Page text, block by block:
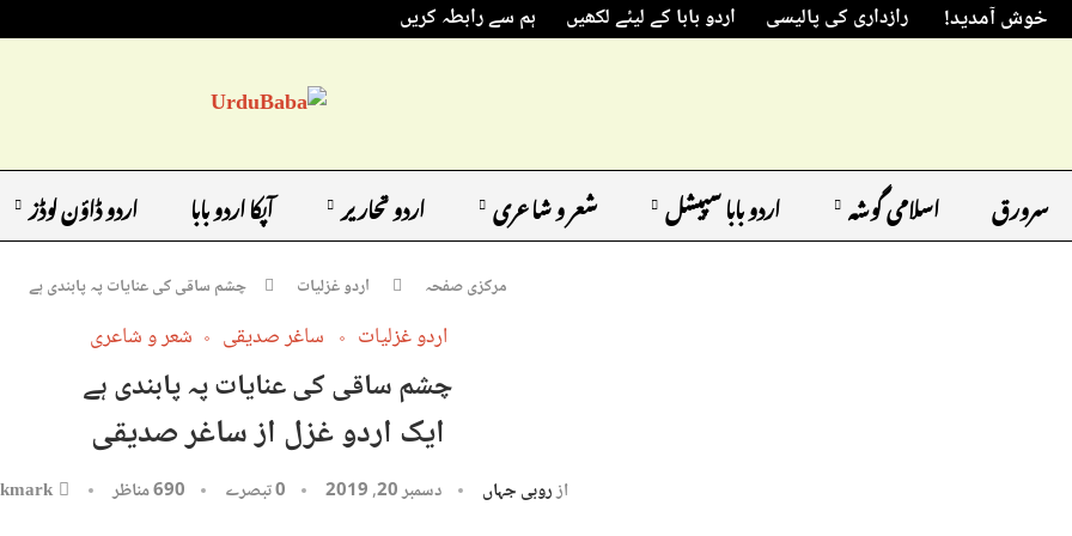
خوش آمدید! رازداری کی پالیسی اردو بابا کے لیئے لکھیں ہم سے رابطہ کریں
سرورق اسلامی گوشہ اردو بابا سپیشل شعر و شاعری اردو تحاریر آپکا اردو بابا اردو ڈاؤن لوڈز
مرکزی صفحہ اردو غزلیات چشم ساقی کی عنایات پہ پابندی ہے
اردو غزلیات ساغر صدیقی شعر و شاعری
چشم ساقی کی عنایات پہ پابندی ہے
ایک اردو غزل از ساغر صدیقی
ازروبی جہاں دسمبر 20, 2019 0 تبصرے 690مناظر